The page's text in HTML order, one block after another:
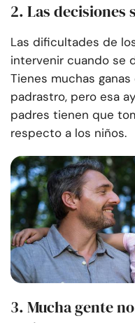
2. Las decisiones
Las dificultades de
intervenir cuando se
Tienes muchas
padrastro, pero esa
padres tienen que
respecto a los niños.
3. Mucha gente